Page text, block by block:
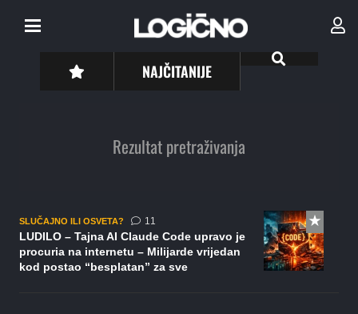
NAJČITANIJE
Rezultat pretraživanja
SLUČAJNO ILI OSVETA? 11
LUDILO – Tajna AI Claude Code upravo je
procuria na internetu – Milijarde vrijedan
kod postao “besplatan” za sve